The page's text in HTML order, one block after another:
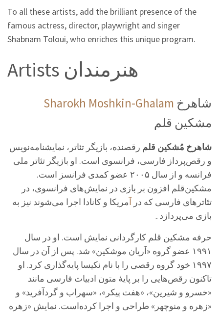
To all these artists, add the brilliant presence of the
famous actress, director, playwright and singer
Shabnam Toloui, who enriches this unique program.
Artists هنرمندان
Sharokh Moshkin-Ghalam
مشکین قلم
شاهرخ مُشکین قلم رقصنده، بازیگر تئاتر، نمایشنامه‌نویس
و رقص‌پرداز فارسی، فرانسوی است. او بازیگر تئاتر ملی
فرانسه و از سال ۲۰۰۵ عضو کمدی فرانسز است.
مشکین‌قلم افزون بر بازی در نمایش‌های فرانسوی، در
تئاترهای فارسی که در آمریکا و کانادا اجرا می‌شوند نیز به
بازی می‌پردازد۔
حرفه مشکین قلم کارگردانی نمایش است. او در سال
۱۹۹۱ عضو گروه «آریان موشکین» شد. پس از آن در سال
۱۹۹۷ خود گروه رقصی را با نام نکیسا پایه‌گذاری کرد. او
تاکنون رقص‌هایی را بر پایهٔ متون ادبیات فارسی مانند
«خسرو و شیرین»، «هفت پیکر»، «سهراب و گردآفرید» و
«زهره و منوچهر» طراحی و اجرا کرده‌است. نمایش «زهره